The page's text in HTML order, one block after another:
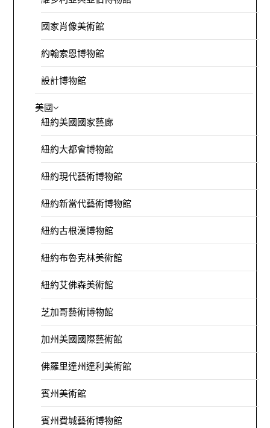
國家肖像美術館
約翰索恩博物館
設計博物館
美國
紐約美國國家藝廊
紐約大都會博物館
紐約現代藝術博物館
紐約新當代藝術博物館
紐約古根漢博物館
紐約布魯克林美術館
紐約艾佛森美術館
芝加哥藝術博物館
加州美國國際藝術館
佛羅里達州達利美術館
賓州美術館
賓州費城藝術博物館